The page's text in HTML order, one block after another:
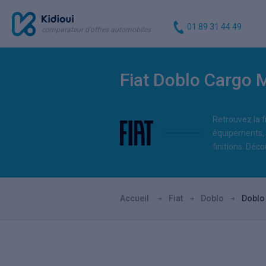
comparateur d'offres automobiles 01 89 31 44 49
Fiat Doblo Cargo
Retrouvez la
finitions.
Accueil Fiat Doblo